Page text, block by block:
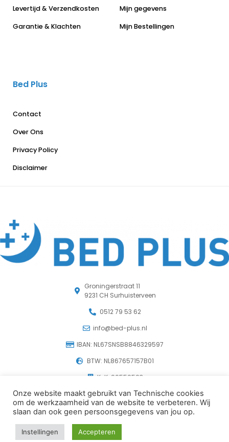
Groningerstraat 11
9231 CH Surhuisterveen
0512 79 53 62
info@bed-plus.nl
IBAN: NL67SNSB8846329597
BTW: NL867657157B01
KvK: 96550503
Levertijd & Verzendkosten
Garantie & Klachten
Mijn gegevens
Mijn Bestellingen
Bed Plus
Contact
Over Ons
Privacy Policy
Disclaimer
© 2026 Beddenspeciaalzaak Bedplus in Surhuisterveen
Onze website maakt gebruikt van Technische cookies
om de werkzaamheid van de website te verbeteren. Wij
slaan dan ook geen persoonsgegevens van jou op.
Instellingen Accepteren